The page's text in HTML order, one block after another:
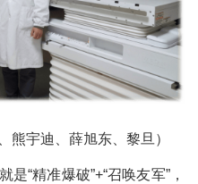
熊宇迪、薛旭东、黎旦）
“精准爆破”+“召唤友军”，